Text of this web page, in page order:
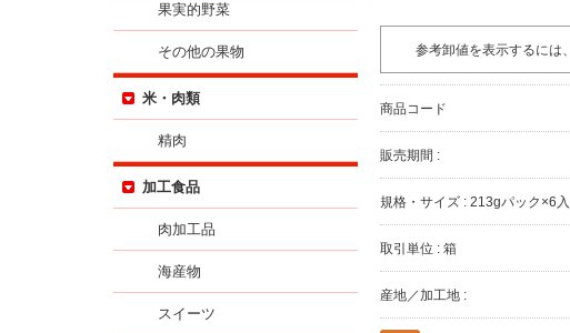
参考卸値を表示するには、
商品コード
販売期間 :
規格・サイズ : 213gパック×6入
取引単位 : 箱
産地／加工地 :
果実的野菜
その他の果物
米・肉類
精肉
加工食品
肉加工品
海産物
スイーツ